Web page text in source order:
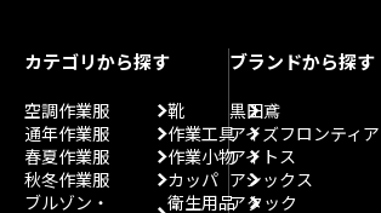
カテゴリから探す
空調作業服
通年作業服
春夏作業服
秋冬作業服
ブルゾン・
靴
作業工具
作業小物
カッパ
衛生用品
ブランドから探す
黒田鳶
アイズフロンティア
アイトス
アシックス
アタック